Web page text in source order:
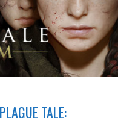
TALE: